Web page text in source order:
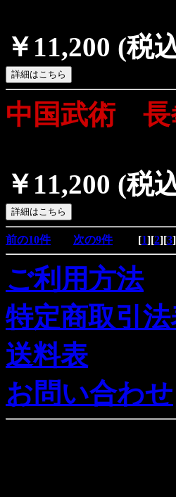
￥11,200 (税
中国武術
￥11,200 (税
前の10件 次の9件[1][2][3
ご利用方法
特定商取引
送料表
お問い合わせ